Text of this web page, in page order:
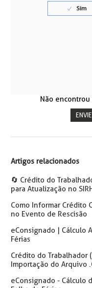
Não
Artigos relacionados
🔄️ Crédito do
para Atualização no
Como Informar Crédito
no Evento de Rescisão
eConsignado | Cálculo
Férias
Crédito do Trabalhador
Importação do Arquivo
eConsignado - Cálculo